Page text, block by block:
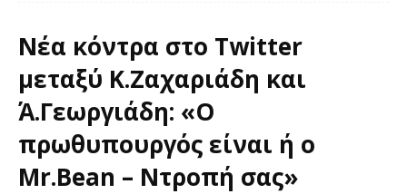
Νέα κόντρα στο Twitter
μεταξύ Κ.Ζαχαριάδη και
Ά.Γεωργιάδη: «Ο
πρωθυπουργός είναι ή ο
Mr.Bean – Ντροπή σας»